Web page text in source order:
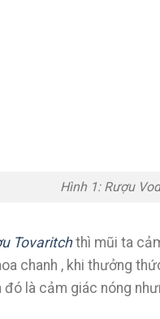
Hình 1: Rượu
Tovaritchthì mũi ta
chanh , khi thưởng
là cảm giác nóng